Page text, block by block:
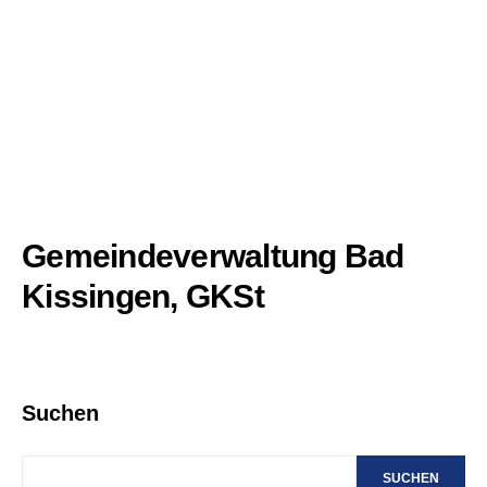
Gemeindeverwaltung Bad
Kissingen, GKSt
Suchen
SUCHEN